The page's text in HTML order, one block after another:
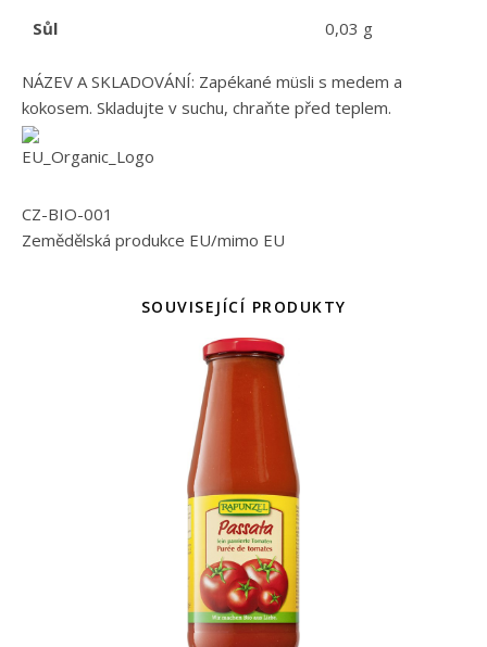
Sůl 0,03 g
NÁZEV A SKLADOVÁNÍ: Zapékané müsli s medem a
kokosem. Skladujte v suchu, chraňte před teplem.
CZ-BIO-001
Zemědělská produkce EU/mimo EU
SOUVISEJÍCÍ PRODUKTY